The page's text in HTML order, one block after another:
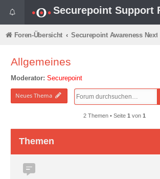
Securepoint Support
Foren-Übersicht Securepoint Awareness Next
Allgemeines
Moderator: Securepoint
Neues Thema
2 Themen • Seite 1 von 1
Themen